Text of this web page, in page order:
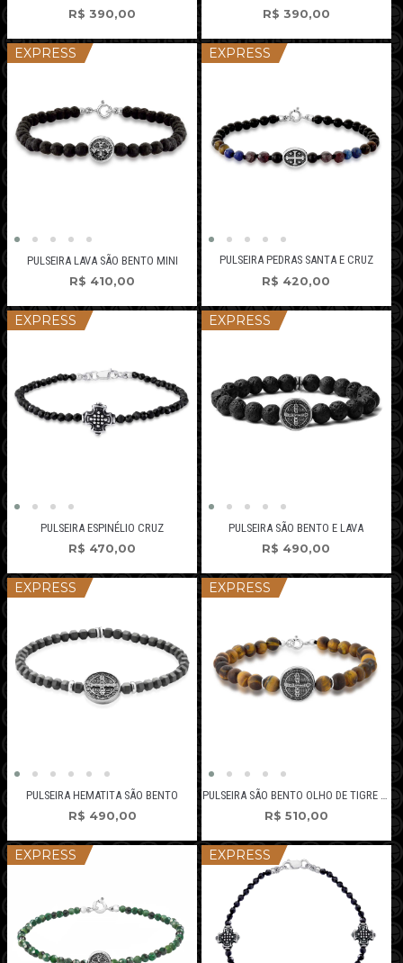
R$ 390,00
R$ 390,00
EXPRESS
PULSEIRA LAVA SÃO BENTO MINI
R$ 410,00
EXPRESS
PULSEIRA PEDRAS SANTA E CRUZ
R$ 420,00
EXPRESS
PULSEIRA ESPINÉLIO CRUZ
R$ 470,00
EXPRESS
PULSEIRA SÃO BENTO E LAVA
R$ 490,00
EXPRESS
PULSEIRA HEMATITA SÃO BENTO
R$ 490,00
EXPRESS
R$ 510,00
EXPRESS EXPRESS